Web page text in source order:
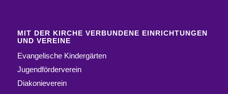
MIT DER KIRCHE VERBUNDENE EINRICHTUNGEN
UND VEREINE
Evangelische Kindergärten
Jugendförderverein
Diakonieverein